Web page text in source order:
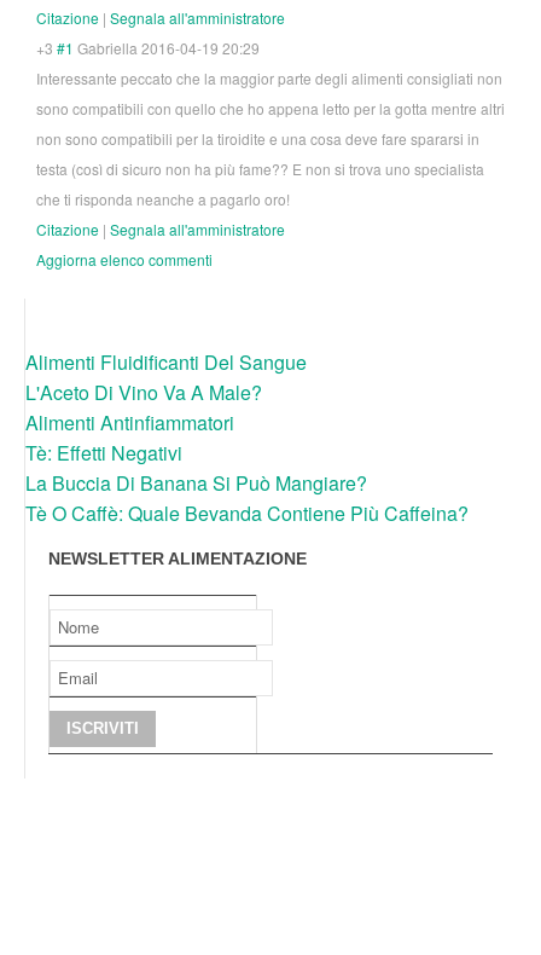
Citazione | Segnala all'amministratore
+3 #1 Gabriella 2016-04-19 20:29
Interessante peccato che la maggior parte degli alimenti consigliati non
sono compatibili con quello che ho appena letto per la gotta mentre altri
non sono compatibili per la tiroidite e una cosa deve fare spararsi in
testa (così di sicuro non ha più fame?? E non si trova uno specialista
che ti risponda neanche a pagarlo oro!
Citazione | Segnala all'amministratore
Aggiorna elenco commenti
Alimenti Fluidificanti Del Sangue
L'Aceto Di Vino Va A Male?
Alimenti Antinfiammatori
Tè: Effetti Negativi
La Buccia Di Banana Si Può Mangiare?
Tè O Caffè: Quale Bevanda Contiene Più Caffeina?
NEWSLETTER ALIMENTAZIONE